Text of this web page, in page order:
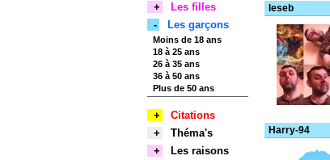
leseb
Harry-94
+
Les filles
-
Les garçons
Moins de 18 ans
18 à 25 ans
26 à 35 ans
36 à 50 ans
Plus de 50 ans
+
Citations
+
Théma's
+
Les raisons